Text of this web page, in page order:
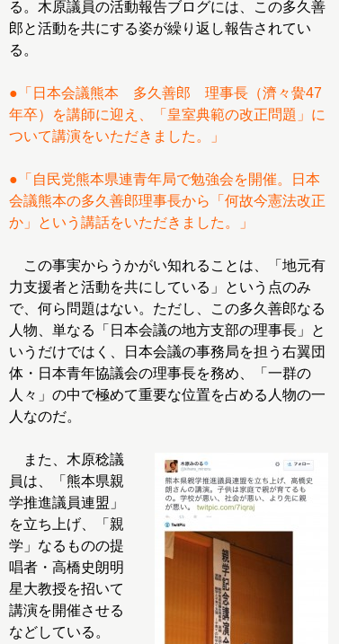
る。木原議員の活動報告ブログには、この多久善
郎と活動を共にする姿が繰り返し報告されてい
る。
●「日本会議熊本 多久善郎 理事長（濟々黌47
年卒）を講師に迎え、「皇室典範の改正問題」に
ついて講演をいただきました。」
●「自民党熊本県連青年局で勉強会を開催。日本
会議熊本の多久善郎理事長から「何故今憲法改正
か」という講話をいただきました。」
この事実からうかがい知れることは、「地元有
力支援者と活動を共にしている」という点のみ
で、何ら問題はない。ただし、この多久善郎なる
人物、単なる「日本会議の地方支部の理事長」と
いうだけではく、日本会議の事務局を担う右翼団
体・日本青年協議会の理事長を務め、「一群の
人々」の中で極めて重要な位置を占める人物の一
人なのだ。
また、木原稔議
員は、「熊本県親
学推進議員連盟」
を立ち上げ、「親
学」なるものの提
唱者・高橋史朗明
星大教授を招いて
講演を開催させる
などしている。